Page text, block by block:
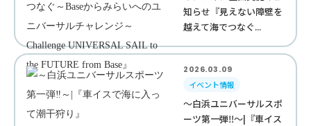
知らせ『見えない障壁を
越えて海でつなぐ...
2026.03.09
イベント情報
～白浜ユニバーサルスポ
ーツ第一弾‼︎～|『車イス